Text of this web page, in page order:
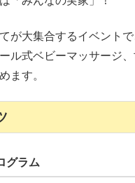
が大集合するイベント
ル式ベビーマッサージ、
ます。
グラム